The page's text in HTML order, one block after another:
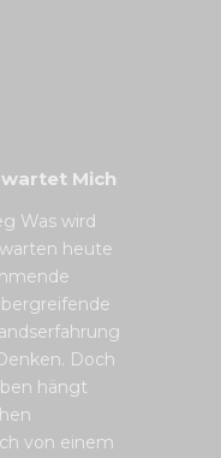
Mich
Was wird
heute
Doch
hängt
von einem